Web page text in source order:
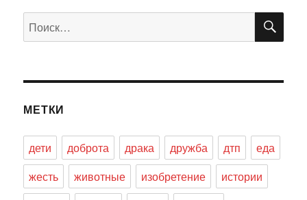
Искать:
МЕТКИ
дети доброта драка дружба дтп
еда
жесть
животные изобретение
истории